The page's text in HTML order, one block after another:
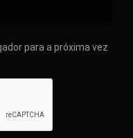
para a próxima vez